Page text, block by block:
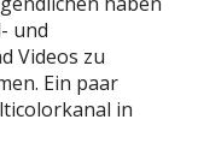
und
Videos zu
Ein paar
in